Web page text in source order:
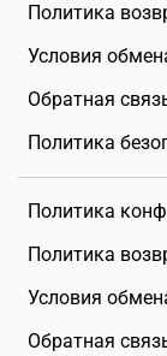
Политика
Условия
Обратная
Политика
Политика
Политика
Условия
Обратная